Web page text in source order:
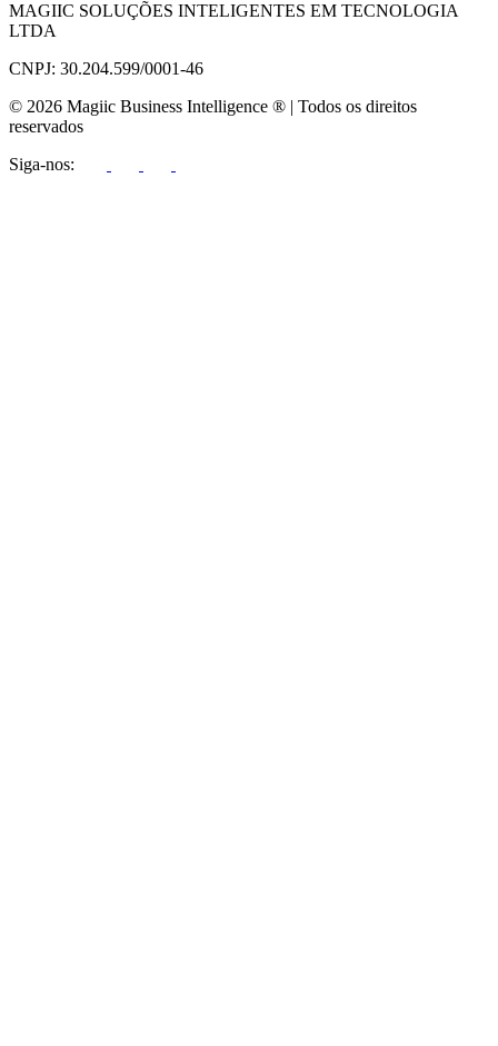
MAGIIC SOLUÇÕES INTELIGENTES EM TECNOLOGIA
LTDA
CNPJ: 30.204.599/0001-46
© 2026 Magiic Business Intelligence ® | Todos os direitos
reservados
Siga-nos: